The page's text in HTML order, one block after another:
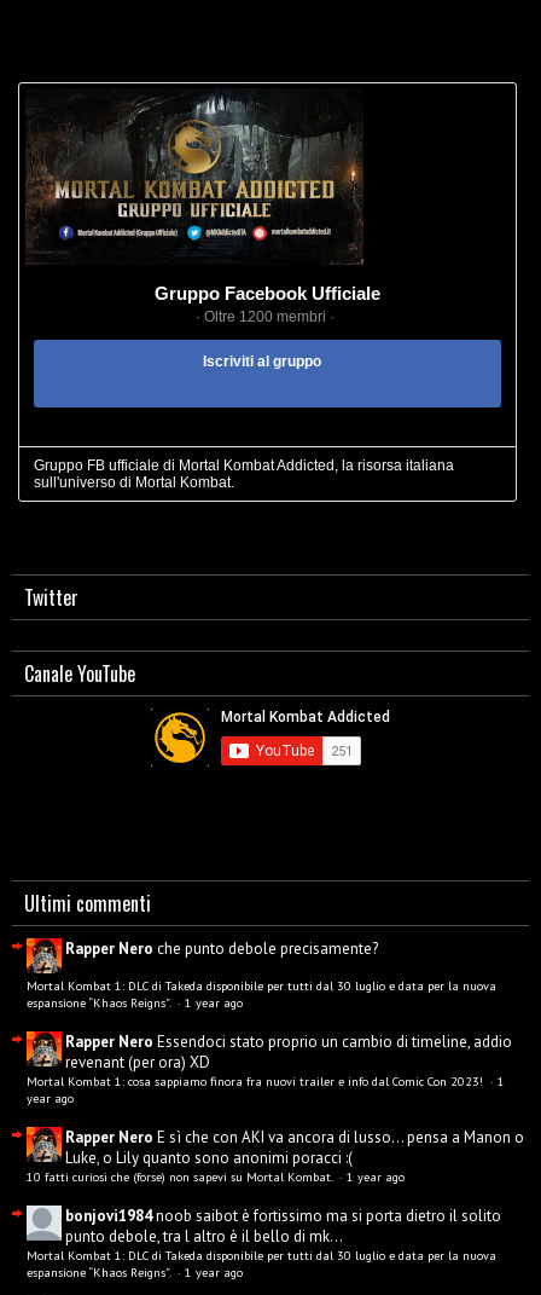
Gruppo Facebook Ufficiale
· Oltre 1200 membri ·
Iscriviti al gruppo
Gruppo FB ufficiale di Mortal Kombat Addicted, la risorsa italiana
sull'universo di Mortal Kombat.
Twitter
Canale YouTube
Ultimi commenti
Rapper Nero che punto debole precisamente?
Mortal Kombat 1: DLC di Takeda disponibile per tutti dal 30 luglio e data per la nuova
espansione “Khaos Reigns”. · 1 year ago
Rapper Nero Essendoci stato proprio un cambio di timeline, addio
revenant (per ora) XD
Mortal Kombat 1: cosa sappiamo finora fra nuovi trailer e info dal Comic Con 2023! · 1
year ago
Rapper Nero E sì che con AKI va ancora di lusso... pensa a Manon o
Luke, o Lily quanto sono anonimi poracci :(
10 fatti curiosi che (forse) non sapevi su Mortal Kombat. · 1 year ago
bonjovi1984noob saibot è fortissimo ma si porta dietro il solito
punto debole, tra l altro è il bello di mk...
Mortal Kombat 1: DLC di Takeda disponibile per tutti dal 30 luglio e data per la nuova
espansione “Khaos Reigns”. · 1 year ago